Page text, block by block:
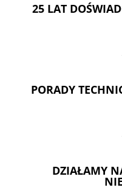
25 LAT
PORADY
DZIAŁAMY